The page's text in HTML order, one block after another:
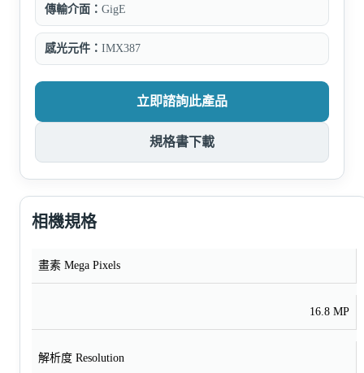
傳輸介面： GigE
感光元件： IMX387
立即諮詢此產品
規格書下載
相機規格
畫素 Mega Pixels
16.8 MP
解析度 Resolution